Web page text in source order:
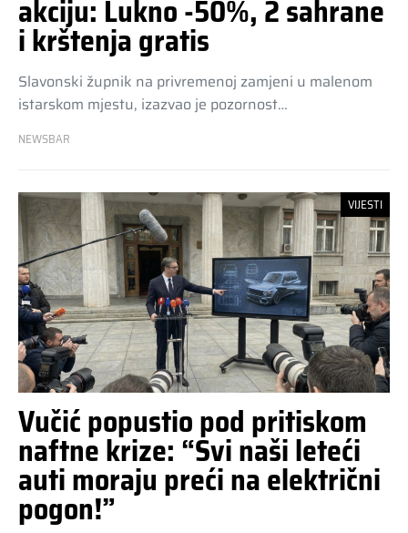
akciju: Lukno -50%, 2 sahrane
i krštenja gratis
Slavonski župnik na privremenoj zamjeni u malenom
istarskom mjestu, izazvao je pozornost…
NEWSBAR
VIJESTI
Vučić popustio pod pritiskom
naftne krize: “Svi naši leteći
auti moraju preći na električni
pogon!”